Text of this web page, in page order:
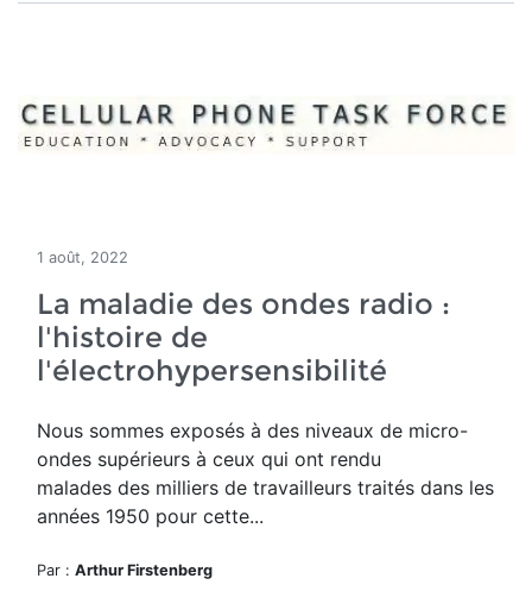
1 août, 2022
La maladie des ondes radio :
l'histoire de
l'électrohypersensibilité
Nous sommes exposés à des niveaux de micro-
ondes supérieurs à ceux qui ont rendu
malades des milliers de travailleurs traités dans les
années 1950 pour cette...
Par : Arthur Firstenberg